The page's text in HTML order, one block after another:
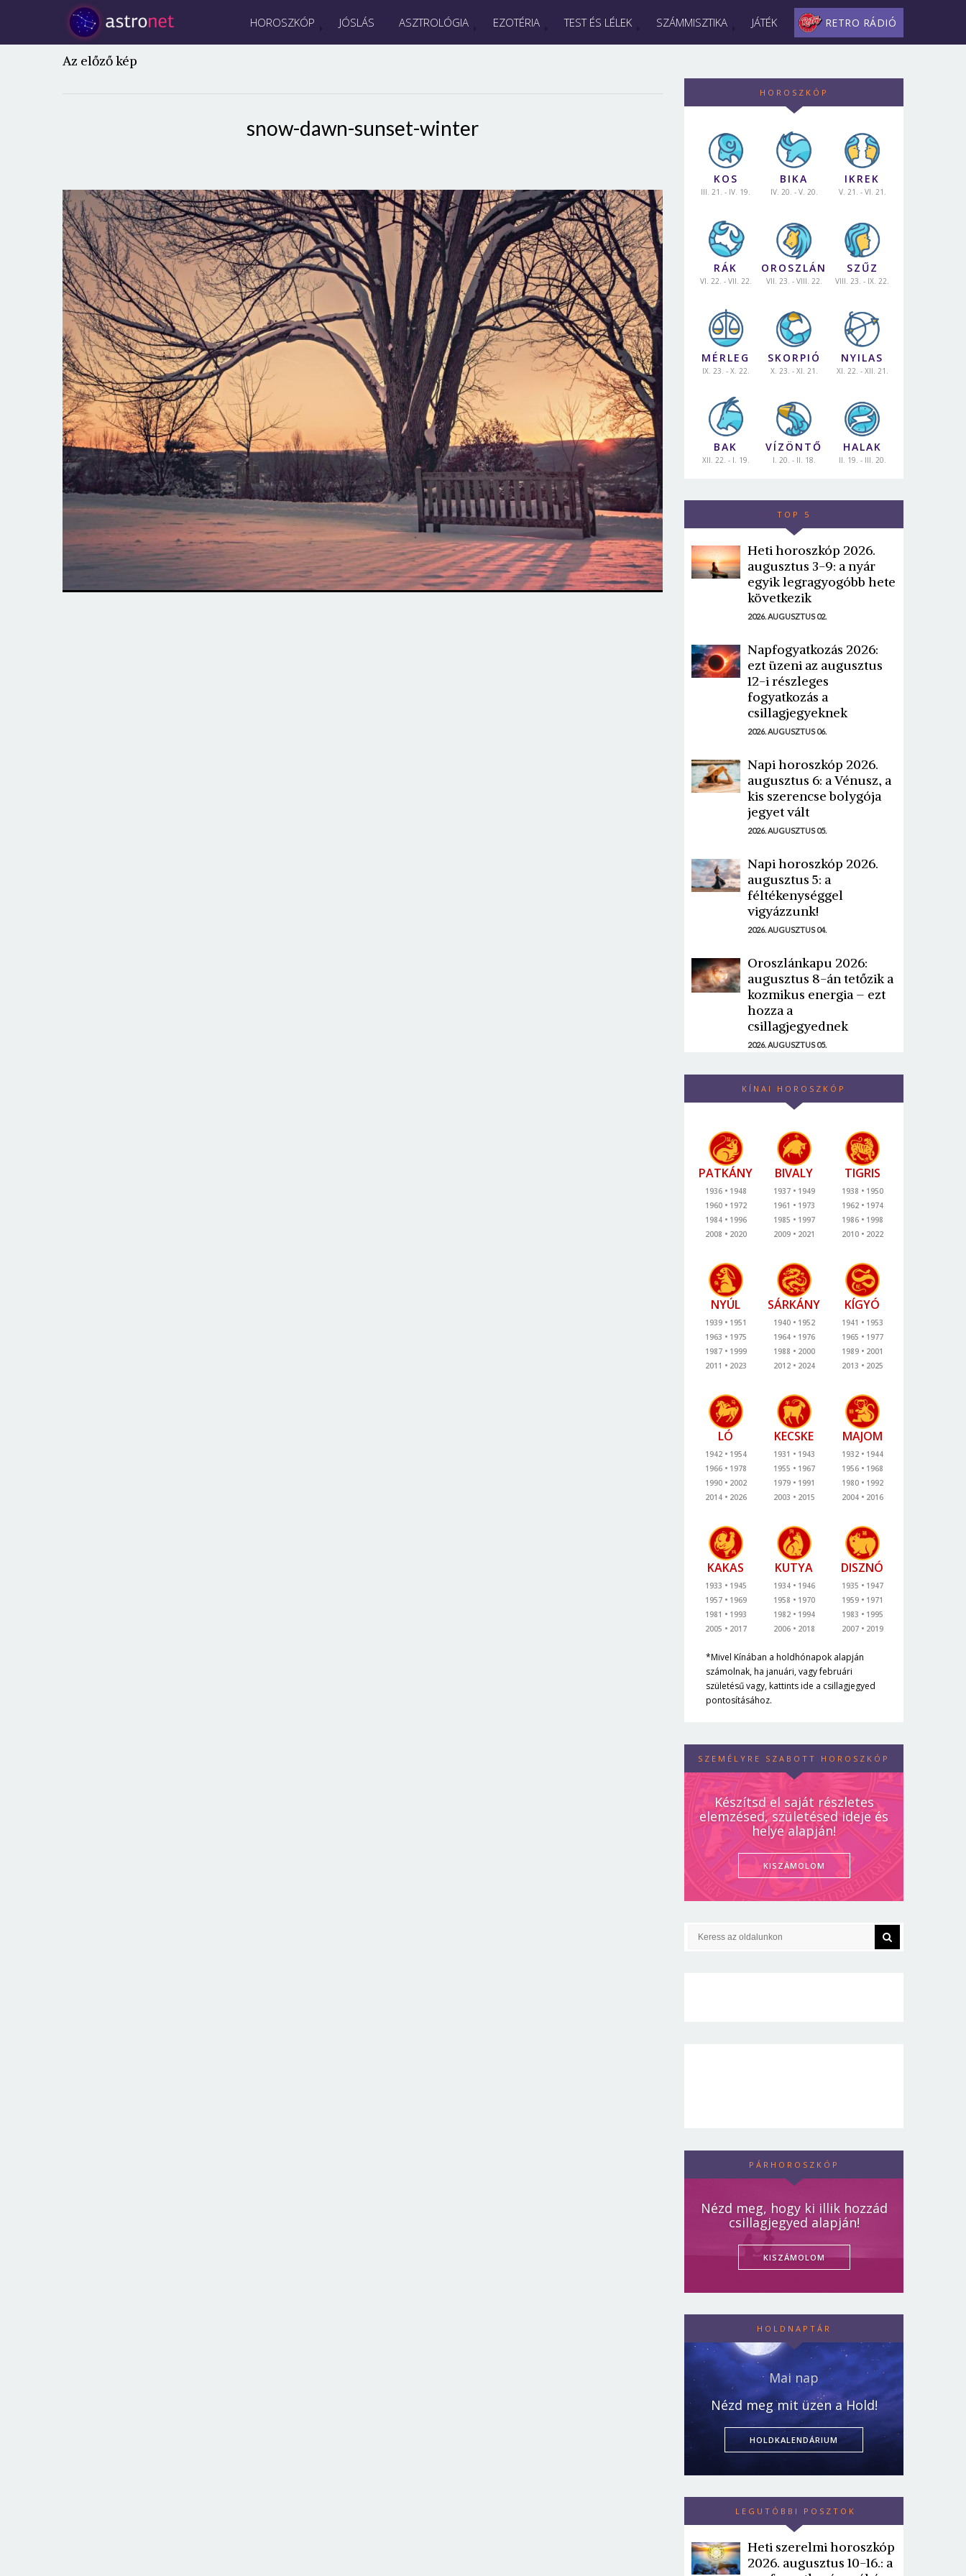
HOROSZKÓP JÓSLÁS ASZTROLÓGIA EZOTÉRIA TEST ÉS LÉLEK SZÁMMISZTIKA JÁTÉK RETRO RÁDIÓ
Az előző kép
snow-dawn-sunset-winter
HOROSZKÓP
KOS
III. 21. - IV. 19.
BIKA
IV. 20. - V. 20.
IKREK
V. 21. - VI. 21.
RÁK
VI. 22. - VII. 22.
OROSZLÁN
VII. 23. - VIII. 22.
SZŰZ
VIII. 23. - IX. 22.
MÉRLEG
IX. 23. - X. 22.
SKORPIÓ
X. 23. - XI. 21.
NYILAS
XI. 22. - XII. 21.
BAK
XII. 22. - I. 19.
VÍZÖNTŐ
I. 20. - II. 18.
HALAK
II. 19. - III. 20.
TOP 5
Heti horoszkóp 2026.
augusztus 3-9: a nyár
egyik legragyogóbb hete
következik
2026. AUGUSZTUS 02.
Napfogyatkozás 2026:
ezt üzeni az augusztus
12-i részleges
fogyatkozás a
csillagjegyeknek
2026. AUGUSZTUS 06.
Napi horoszkóp 2026.
augusztus 6: a Vénusz, a
kis szerencse bolygója
jegyet vált
2026. AUGUSZTUS 05.
Napi horoszkóp 2026.
augusztus 5: a
féltékenységgel
vigyázzunk!
2026. AUGUSZTUS 04.
Oroszlánkapu 2026:
augusztus 8-án tetőzik a
kozmikus energia – ezt
hozza a
csillagjegyednek
2026. AUGUSZTUS 05.
KÍNAI HOROSZKÓP
PATKÁNY
1936
1948
1960
1972
1984
1996
2008
2020
BIVALY
1937
1949
1961
1973
1985
1997
2009
2021
TIGRIS
1938
1950
1962
1974
1986
1998
2010
2022
NYÚL
1939
1951
1963
1975
1987
1999
2011
2023
SÁRKÁNY
1940
1952
1964
1976
1988
2000
2012
2024
KÍGYÓ
1941
1953
1965
1977
1989
2001
2013
2025
LÓ
1942
1954
1966
1978
1990
2002
2014
2026
KECSKE
1931
1943
1955
1967
1979
1991
2003
2015
MAJOM
1932
1944
1956
1968
1980
1992
2004
2016
KAKAS
1933
1945
1957
1969
1981
1993
2005
2017
KUTYA
1934
1946
1958
1970
1982
1994
2006
2018
DISZNÓ
1935
1947
1959
1971
1983
1995
2007
2019
*Mivel Kínában a holdhónapok alapján
számolnak, ha januári, vagy februári
születésű vagy, kattints ide a csillagjegyed
pontosításához.
SZEMÉLYRE SZABOTT HOROSZKÓP
Készítsd el saját részletes
elemzésed, születésed ideje és
helye alapján!
KISZÁMOLOM
PÁRHOROSZKÓP
Nézd meg, hogy ki illik hozzád
csillagjegyed alapján!
KISZÁMOLOM
HOLDNAPTÁR
Mai nap
Nézd meg mit üzen a Hold!
HOLDKALENDÁRIUM
LEGUTÓBBI POSZTOK
Heti szerelmi horoszkóp
2026. augusztus 10-16.: a